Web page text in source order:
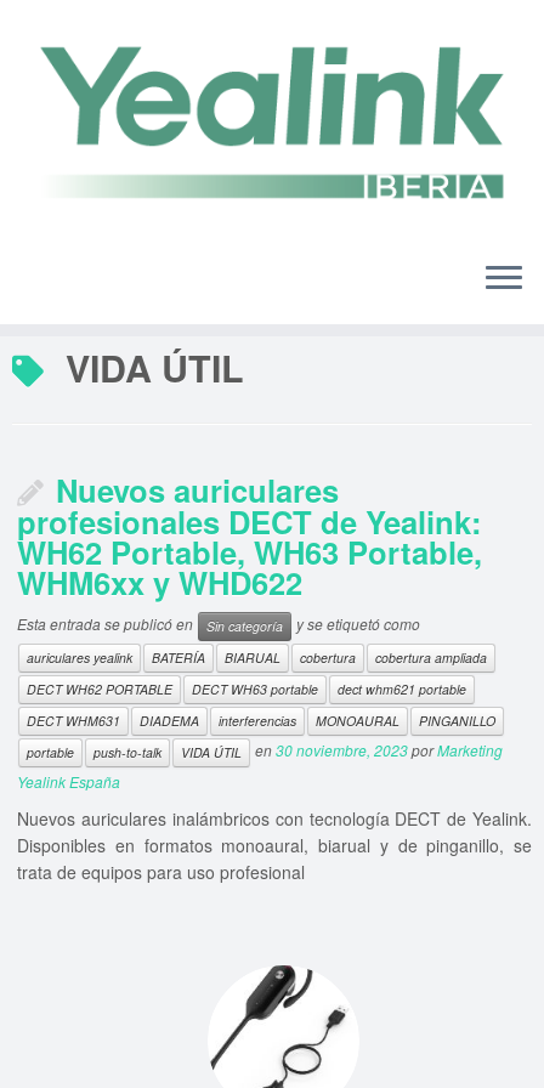
contenido
VIDA ÚTIL
Nuevos auriculares
profesionales DECT de Yealink:
WH62 Portable, WH63 Portable,
WHM6xx y WHD622
Esta entrada se publicó en Sin categoría y se etiquetó como
auriculares yealink BATERÍA BIARUAL cobertura
cobertura ampliada
DECT WH62 PORTABLE
DECT WH63 portable
dect whm621 portable
DECT WHM631
DIADEMA interferencias MONOAURAL
PINGANILLO
portable
push-to-talk VIDA ÚTIL en30 noviembre, 2023porMarketing
Yealink España
Nuevos auriculares inalámbricos con tecnología DECT de Yealink.
Disponibles en formatos monoaural, biarual y de pinganillo, se
trata de equipos para uso profesional